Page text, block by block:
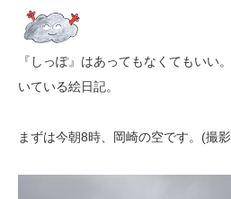
『しっぽ』はあってもなくてもいい
いている絵日記。
まずは今朝8時、岡崎の空です。(撮